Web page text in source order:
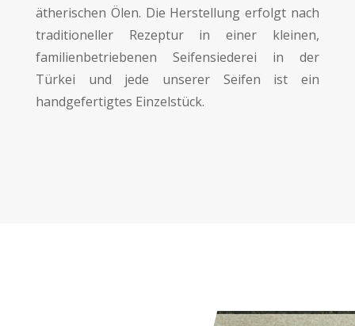
ätherischen Ölen. Die Herstellung erfolgt nach
traditioneller Rezeptur in einer kleinen,
familienbetriebenen Seifensiederei in der
Türkei und jede unserer Seifen ist ein
handgefertigtes Einzelstück.